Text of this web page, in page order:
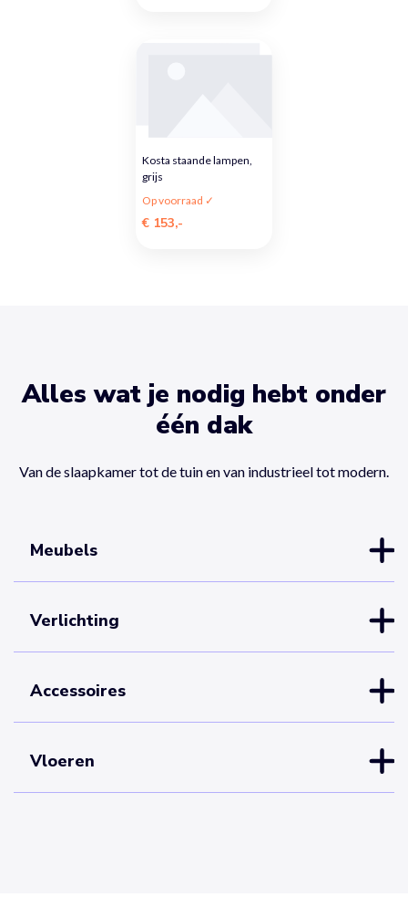
Kosta staande lampen,
grijs
Op voorraad ✓
€ 153,-
Alles wat je nodig hebt onder
één dak
Van de slaapkamer tot de tuin en van industrieel tot modern.
Meubels
Verlichting
Accessoires
Vloeren